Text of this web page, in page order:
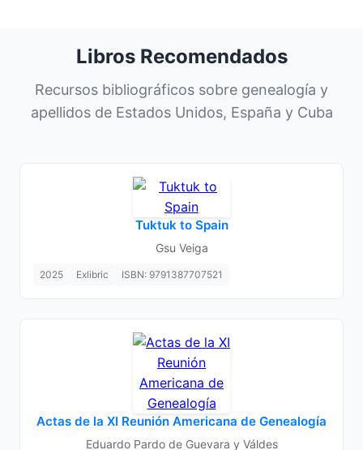
Libros Recomendados
Recursos bibliográficos sobre genealogía y
apellidos de Estados Unidos, España y Cuba
Tuktuk to Spain
Gsu Veiga
2025 Exlibric ISBN: 9791387707521
Actas de la XI Reunión Americana de Genealogía
Eduardo Pardo de Guevara y Váldes